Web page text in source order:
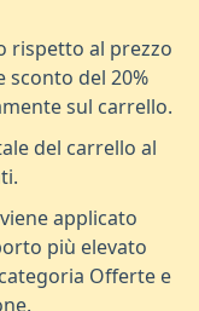
rispetto al prezzo
sconto del 20%
sul carrello.
del carrello al
applicato
più elevato
Offerte e